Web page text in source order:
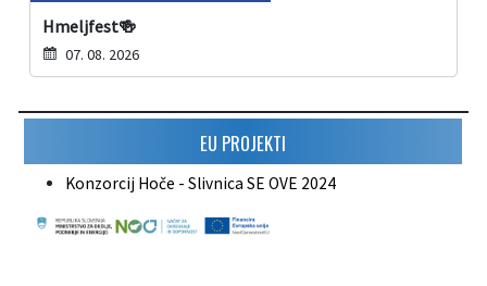
Hmeljfest🍻
07. 08. 2026
EU PROJEKTI
Konzorcij Hoče - Slivnica SE OVE 2024